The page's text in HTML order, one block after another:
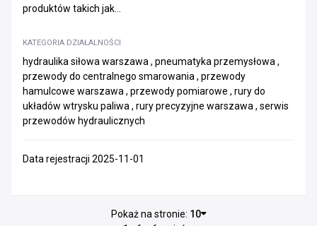
produktów takich jak...
KATEGORIA DZIAŁALNOŚCI
hydraulika siłowa warszawa , pneumatyka przemysłowa ,
przewody do centralnego smarowania , przewody
hamulcowe warszawa , przewody pomiarowe , rury do
układów wtrysku paliwa , rury precyzyjne warszawa , serwis
przewodów hydraulicznych
Data rejestracji 2025-11-01
Pokaż na stronie: 10